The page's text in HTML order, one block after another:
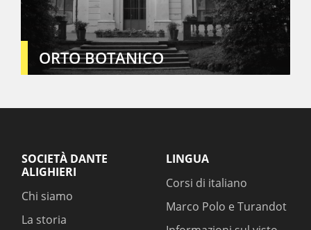
ORTO BOTANICO
SOCIETÀ DANTE
ALIGHIERI
Chi siamo
La storia
LINGUA
Corsi di italiano
Marco Polo e Turandot